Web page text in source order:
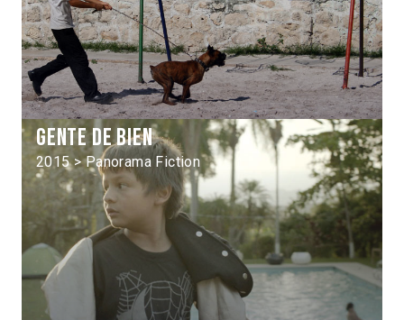
Gente de bien
2015 > Panorama Fiction